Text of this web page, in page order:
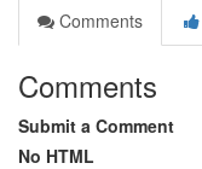
Comments
Comments
Submit a Comment
No HTML